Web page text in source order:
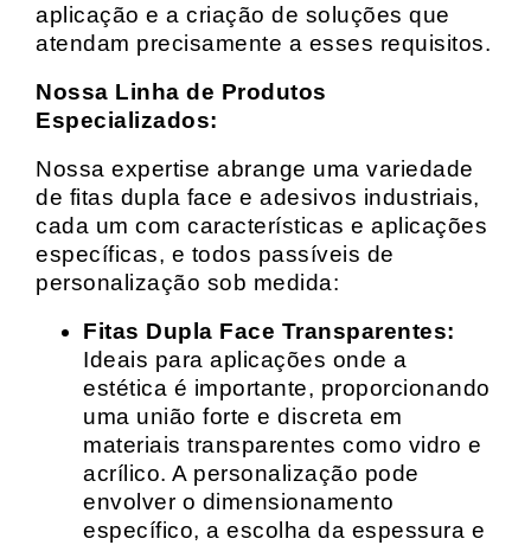
aplicação e a criação de soluções que
atendam precisamente a esses requisitos.
Nossa Linha de Produtos
Especializados:
Nossa expertise abrange uma variedade
de fitas dupla face e adesivos industriais,
cada um com características e aplicações
específicas, e todos passíveis de
personalização sob medida:
Fitas Dupla Face Transparentes:
Ideais para aplicações onde a
estética é importante, proporcionando
uma união forte e discreta em
materiais transparentes como vidro e
acrílico. A personalização pode
envolver o dimensionamento
específico, a escolha da espessura e